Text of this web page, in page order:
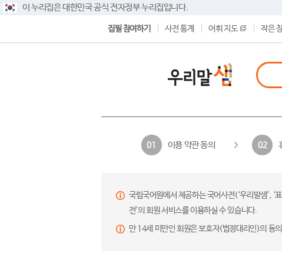
이 누리집은 대한민국 공식 전자정부 누리집입니다.
집필 참여하기 사전 통계 어휘 지도 작은
01 이용 약관 동의 02
국립국어원에서 제공하는 국어사전(‘우리말샘’,
전’의 회원 서비스를 이용하실 수 있습니다.
만 14세 미만인 회원은 보호자(법정대리인)의 동